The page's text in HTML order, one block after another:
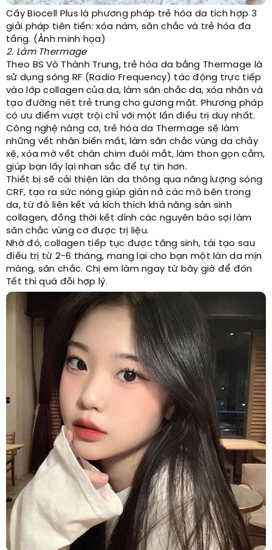
Cấy Biocell Plus là phương pháp trẻ hóa da tích hợp 3
giải pháp tiên tiến: xóa nám, săn chắc và trẻ hóa đa
tầng. (Ảnh minh họa)
2. Làm Thermage
Theo BS Võ Thành Trung, trẻ hóa da bằng Thermage là
sử dụng sóng RF (Radio Frequency) tác động trực tiếp
vào lớp collagen của da, làm săn chắc da, xóa nhăn và
tạo đường nét trẻ trung cho gương mặt. Phương pháp
có ưu điểm vượt trội chỉ với một lần điều trị duy nhất.
Công nghệ nâng cơ, trẻ hóa da Thermage sẽ làm
những vết nhăn biến mất, làm săn chắc vùng da chảy
xệ, xóa mờ vết chân chim đuôi mắt, làm thon gọn cằm,
giúp bạn lấy lại nhan sắc để tự tin hơn.
Thiết bị sẽ cải thiện làn da thông qua năng lượng sóng
CRF, tạo ra sức nóng giúp giãn nở các mô bên trong
da, từ đó liên kết và kích thích khả năng sản sinh
collagen, đồng thời kết dính các nguyên bào sợi làm
săn chắc vùng cơ được trị liệu.
Nhờ đó, collagen tiếp tục được tăng sinh, tái tạo sau
điều trị từ 2-6 tháng, mang lại cho bạn một làn da mịn
màng, săn chắc. Chị em làm ngay từ bây giờ để đón
Tết thì quá đỗi hợp lý.